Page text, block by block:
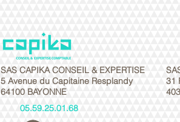
SAS CAPIKA CONSEIL & EXPERTISE
5 Avenue du Capitaine Resplandy
64100 BAYONNE
05.59.25.01.68
31